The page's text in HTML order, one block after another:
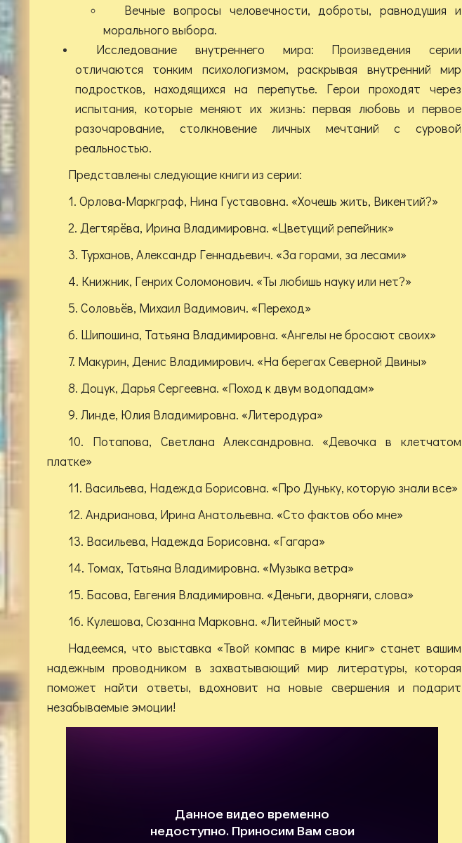
Вечные вопросы человечности, доброты, равнодушия и
морального выбора.
Исследование внутреннего мира: Произведения серии
отличаются тонким психологизмом, раскрывая внутренний мир
подростков, находящихся на перепутье. Герои проходят через
испытания, которые меняют их жизнь: первая любовь и первое
разочарование, столкновение личных мечтаний с суровой
реальностью.
Представлены следующие книги из серии:
1. Орлова-Маркграф, Нина Густавовна. «Хочешь жить, Викентий?»
2. Дегтярёва, Ирина Владимировна. «Цветущий репейник»
3. Турханов, Александр Геннадьевич. «За горами, за лесами»
4. Книжник, Генрих Соломонович. «Ты любишь науку или нет?»
5. Соловьёв, Михаил Вадимович. «Переход»
6. Шипошина, Татьяна Владимировна. «Ангелы не бросают своих»
7. Макурин, Денис Владимирович. «На берегах Северной Двины»
8. Доцук, Дарья Сергеевна. «Поход к двум водопадам»
9. Линде, Юлия Владимировна. «Литеродура»
10. Потапова, Светлана Александровна. «Девочка в клетчатом
платке»
11. Васильева, Надежда Борисовна. «Про Дуньку, которую знали все»
12. Андрианова, Ирина Анатольевна. «Сто фактов обо мне»
13. Васильева, Надежда Борисовна. «Гагара»
14. Томах, Татьяна Владимировна. «Музыка ветра»
15. Басова, Евгения Владимировна. «Деньги, дворняги, слова»
16. Кулешова, Сюзанна Марковна. «Литейный мост»
Надеемся, что выставка «Твой компас в мире книг» станет вашим
надежным проводником в захватывающий мир литературы, которая
поможет найти ответы, вдохновит на новые свершения и подарит
незабываемые эмоции!